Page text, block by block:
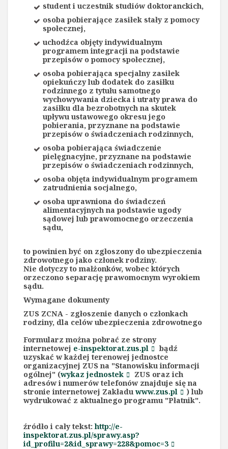
student i uczestnik studiów doktoranckich,
osoba pobierające zasiłek stały z pomocy
społecznej,
uchodźca objęty indywidualnym
programem integracji na podstawie
przepisów o pomocy społecznej,
osoba pobierająca specjalny zasiłek
opiekuńczy lub dodatek do zasiłku
rodzinnego z tytułu samotnego
wychowywania dziecka i utraty prawa do
zasiłku dla bezrobotnych na skutek
upływu ustawowego okresu jego
pobierania, przyznane na podstawie
przepisów o świadczeniach rodzinnych,
osoba pobierająca świadczenie
pielęgnacyjne, przyznane na podstawie
przepisów o świadczeniach rodzinnych,
osoba objęta indywidualnym programem
zatrudnienia socjalnego,
osoba uprawniona do świadczeń
alimentacyjnych na podstawie ugody
sądowej lub prawomocnego orzeczenia
sądu,
to powinien być on zgłoszony do ubezpieczenia
zdrowotnego jako członek rodziny.
Nie dotyczy to małżonków, wobec których
orzeczono separację prawomocnym wyrokiem
sądu.
Wymagane dokumenty
ZUS ZCNA - zgłoszenie danych o członkach
rodziny, dla celów ubezpieczenia zdrowotnego
Formularz można pobrać ze strony
internetowej e-inspektorat.zus.pl
bądź
uzyskać w każdej terenowej jednostce
organizacyjnej ZUS na "Stanowisku informacji
ogólnej" (wykaz jednostek
ZUS oraz ich
adresów i numerów telefonów znajduje się na
stronie internetowej Zakładu www.zus.pl
) lub
wydrukować z aktualnego programu "Płatnik".
źródło i cały tekst:http://e-
inspektorat.zus.pl/sprawy.asp?
id_profilu=2&id_sprawy=228&pomoc=3